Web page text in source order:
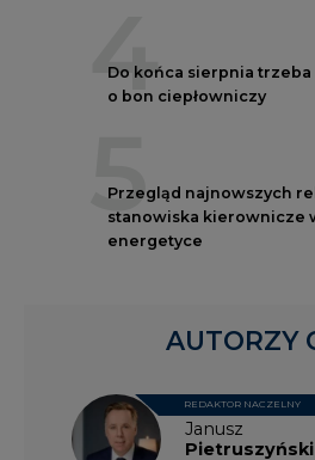
4
Do końca sierpnia trzeba
o bon ciepłowniczy
5
Przegląd najnowszych
stanowiska kierownicze
energetyce
Janusz
Pietruszyński
REDAKTOR NACZELNY
AUTORZY